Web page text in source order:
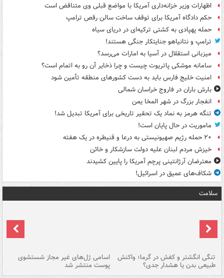
اظهارات وزیر خزانه‌داری آمریکا با مواضع قبلی وی متناقض است
حکم دادگاه آمریکا برای توقف ساخت سالن رقص ترامپ
حمله پهپادی به کشتی ترکیه‌ای در دریای سیاه
ترامپ و نتانیاهو جنایتکار جنگی هستند!
میزبانی استقلال در آسیا به امارات می‌رسد؟
سامانه موشکی پاتریوت چیست و چرا ذخایر آن رو به اتمام است؟
امنیت خلیج فارس باید به دست کشورهای منطقه تأمین شود
بارش باران در فاروج خراسان شمالی
انفجار بزرگ در شهر المخا یمن
تنگه هرمز به نماد یک تحقیر تاریخی برای آمریکا تبدیل شد!
ماموریت در حال پایان است!
۲۰ حمله رژیم صهیونیستی به درعا و قنیطره در یک هفته
خیزش مردم لبنان علیه دولت سازشکار و خائن
معترضان آرژانتینی پرچم آمریکا را پایین کشیدند
شکاف‌های عمیق در اسرائیل!
سلامت
تنگی انگشتر و کفش در گرما؛ واکنش
طبیعی بدن یا هشدار جدی؟
اسامی ژل‌های غیر مجاز شستشوی
پوست منتشر شد